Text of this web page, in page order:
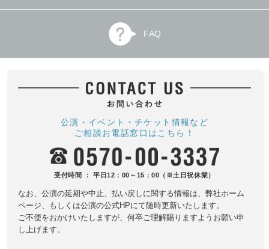
FAQ
公演・イベント・チケット情報など
ご相談お電話窓口はこちら！
受付時間 ： 平日12：00～15：00（※土日祝休業）
なお、公演の延期や中止、払い戻しに関する情報は、 弊社ホーム
ページ、もしくは公演の公式HPにて随時更新いたします。
ご不便をおかけいたしますが、何卒ご理解賜りますようお願い申
し上げます。